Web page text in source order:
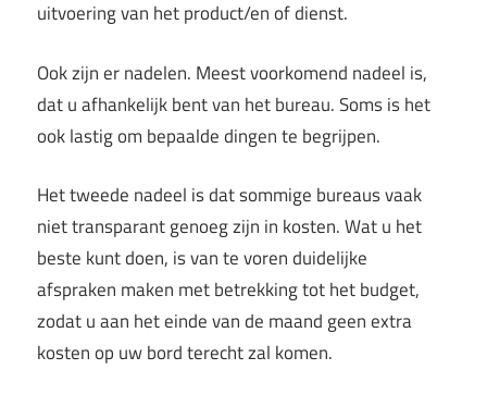
uitvoering van het product/en of dienst.
Ook zijn er nadelen. Meest voorkomend nadeel is,
dat u afhankelijk bent van het bureau. Soms is het
ook lastig om bepaalde dingen te begrijpen.
Het tweede nadeel is dat sommige bureaus vaak
niet transparant genoeg zijn in kosten. Wat u het
beste kunt doen, is van te voren duidelijke
afspraken maken met betrekking tot het budget,
zodat u aan het einde van de maand geen extra
kosten op uw bord terecht zal komen.